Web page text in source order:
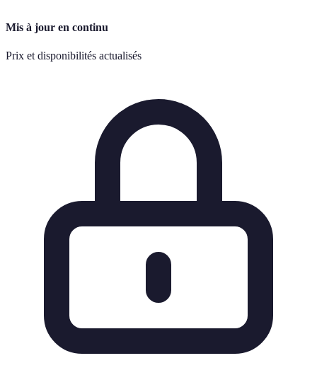
Mis à jour en continu
Prix et disponibilités actualisés